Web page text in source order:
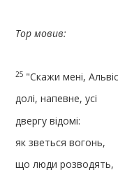
Тор мовив:
25 "Скажи мені,
долі, напевне, усі
двергу відомі:
як зветься вогонь,
що люди розводять,